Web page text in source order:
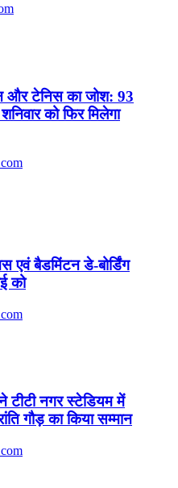
और टेनिस का जोश: 93
को फिर मिलेगा
एवं बैडमिंटन डे-बोर्डिंग
को
टीटी नगर स्टेडियम में
गौड़ का किया सम्मान